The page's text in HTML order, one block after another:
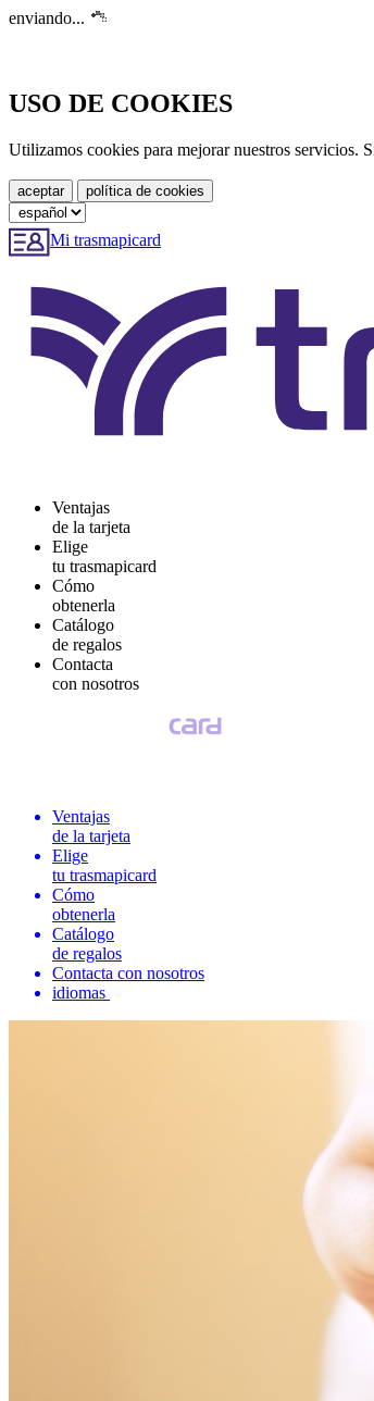
enviando...
USO DE COOKIES
Utilizamos cookies para mejorar nuestros servicios.
Mi trasmapicard
Ventajas
de la tarjeta
Elige
tu trasmapicard
Cómo
obtenerla
Catálogo
de regalos
Contacta
con nosotros
Ventajas
de la tarjeta
Elige
tu trasmapicard
Cómo
obtenerla
Catálogo
de regalos
Contacta con nosotros
idiomas